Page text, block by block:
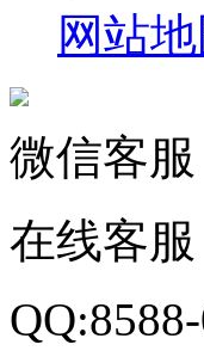
网站地
微信客服
在线客服